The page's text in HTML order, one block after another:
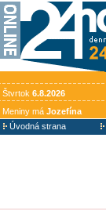
Štvrtok 6.8.2026
Meniny má Jozefína
Úvodná strana